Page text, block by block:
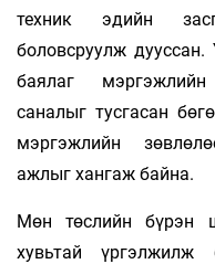
техник эдийн
боловсруулж
баялаг
саналыг тусгасан
мэргэжлийн
ажлыг хангаж байна.
Мөн төслийн бүрэн
хувьтай